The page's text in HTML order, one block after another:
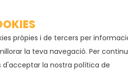
pròpies i de tercers per
la teva navegació. Per
d'acceptar la nostra política de